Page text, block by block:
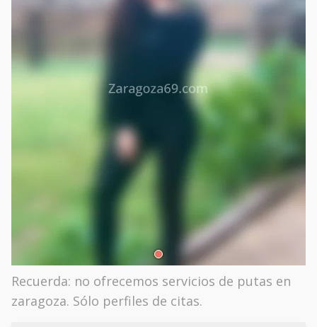
Recuerda: no ofrecemos servicios de putas en
zaragoza. Sólo perfiles de citas.